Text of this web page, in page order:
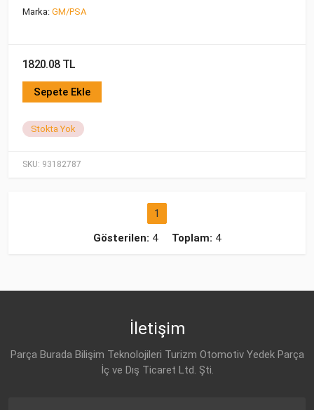
SKU: 93182787
Marka: GM/PSA
1820.08 TL
Sepete Ekle
Stokta Yok
1
Gösterilen: 4 Toplam: 4
İletişim
Parça Burada Bilişim Teknolojileri Turizm Otomotiv Yedek Parça
İç ve Dış Ticaret Ltd. Şti.